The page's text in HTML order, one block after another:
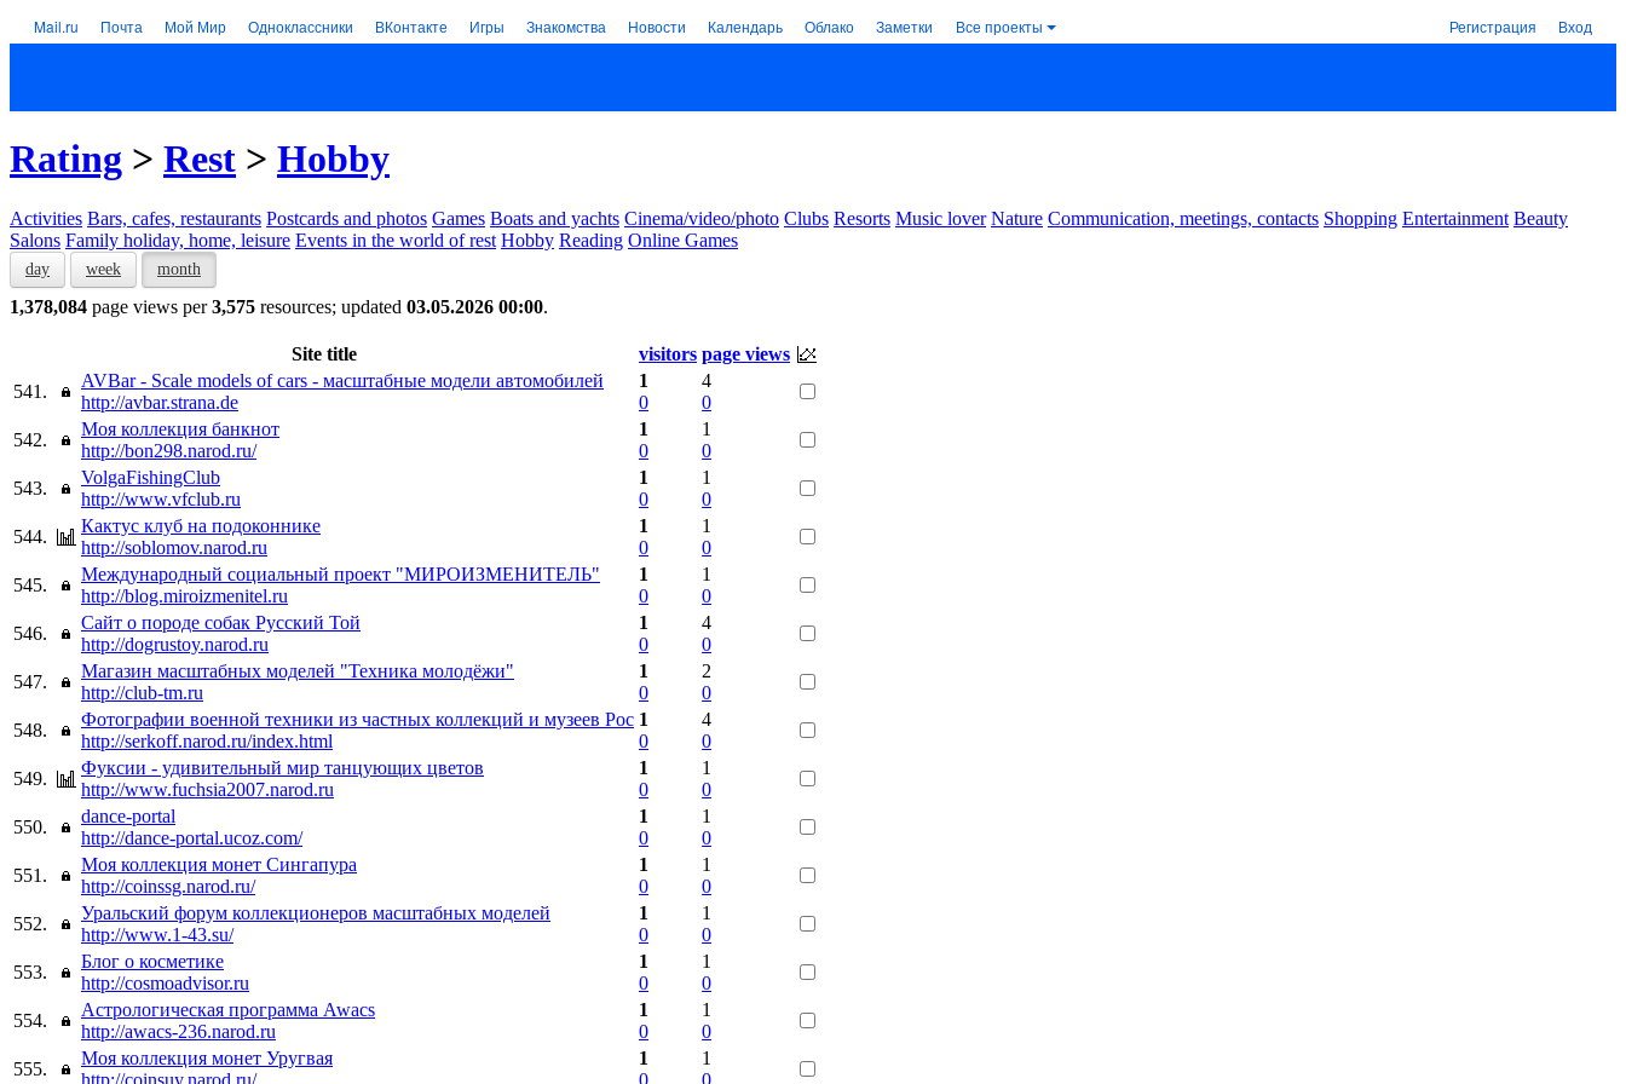
Mail.ru Почта Мой Мир Одноклассники ВКонтакте Игры Знакомства Новости Календарь Облако Заметки Все проекты Регистрация Вход
Rating > Rest > Hobby
Activities Bars, cafes, restaurants Postcards and photos Games Boats and yachts Cinema/video/photo Clubs Resorts Music lover Nature Communication, meetings, contacts Shopping Entertainment Beauty
Salons Family holiday, home, leisure Events in the world of rest Hobby Reading Online Games
day week month
1,378,084 page views per3,575 resources; updated 03.05.2026 00:00.
Site title visitors page views
541.
AVBar - Scale models of cars - масштабные модели автомобилей
http://avbar.strana.de
1
0
4
0
542.
Моя коллекция банкнот
http://bon298.narod.ru/
1
0
1
0
543.
VolgaFishingClub
http://www.vfclub.ru
1
0
1
0
544.
Кактус клуб на подоконнике
http://soblomov.narod.ru
1
0
1
0
545.
Международный социальный проект "МИРОИЗМЕНИТЕЛЬ"
http://blog.miroizmenitel.ru
1
0
1
0
546.
Cайт о породе собак Русский Той
http://dogrustoy.narod.ru
1
0
4
0
547.
Магазин масштабных моделей "Техника молодёжи"
http://club-tm.ru
1
0
2
0
548.
Фотографии военной техники из частных коллекций и музеев Рос
http://serkoff.narod.ru/index.html
1
0
4
0
549.
Фуксии - удивительный мир танцующих цветов
http://www.fuchsia2007.narod.ru
1
0
1
0
550.
dance-portal
http://dance-portal.ucoz.com/
1
0
1
0
551.
Моя коллекция монет Сингапура
http://coinssg.narod.ru/
1
0
1
0
552.
Уральский форум коллекционеров масштабных моделей
http://www.1-43.su/
1
0
1
0
553.
Блог о косметике
http://cosmoadvisor.ru
1
0
1
0
554.
Астрологическая программа Awacs
http://awacs-236.narod.ru
1
0
1
0
555.
Моя коллекция монет Уругвая
http://coinsuy.narod.ru/
1
0
1
0